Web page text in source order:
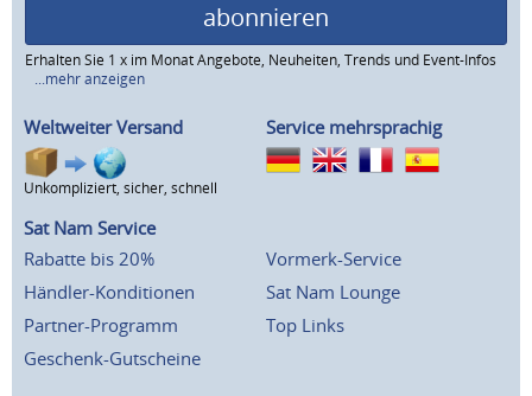
abonnieren
Erhalten Sie 1 x im Monat Angebote, Neuheiten, Trends und Event-Infos
...mehr anzeigen
Weltweiter Versand
Unkompliziert, sicher, schnell
Service mehrsprachig
Sat Nam Service
Rabatte bis 20%
Händler-Konditionen
Partner-Programm
Geschenk-Gutscheine
Vormerk-Service
Sat Nam Lounge
Top Links